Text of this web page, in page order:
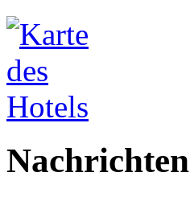
Nachrichten